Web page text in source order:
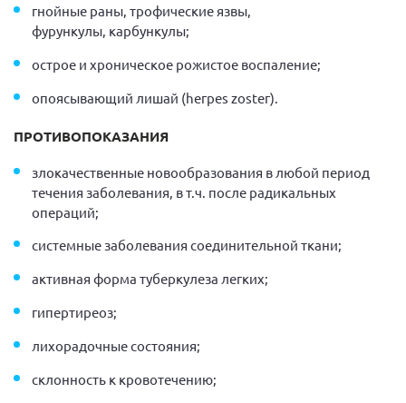
гнойные раны, трофические язвы,
фурункулы, карбункулы;
острое и хроническое рожистое воспаление;
опоясывающий лишай (hегреs zostег).
ПРОТИВОПОКАЗАНИЯ
злокачественные новообразования в любой период
течения заболевания, в т.ч. после радикальных
операций;
системные заболевания соединительной ткани;
активная форма туберкулеза легких;
гипертиреоз;
лихорадочные состояния;
склонность к кровотечению;